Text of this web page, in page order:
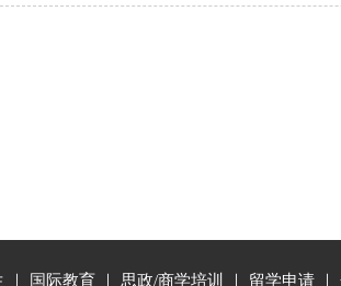
国际教育 思政/商学培训 留学申请